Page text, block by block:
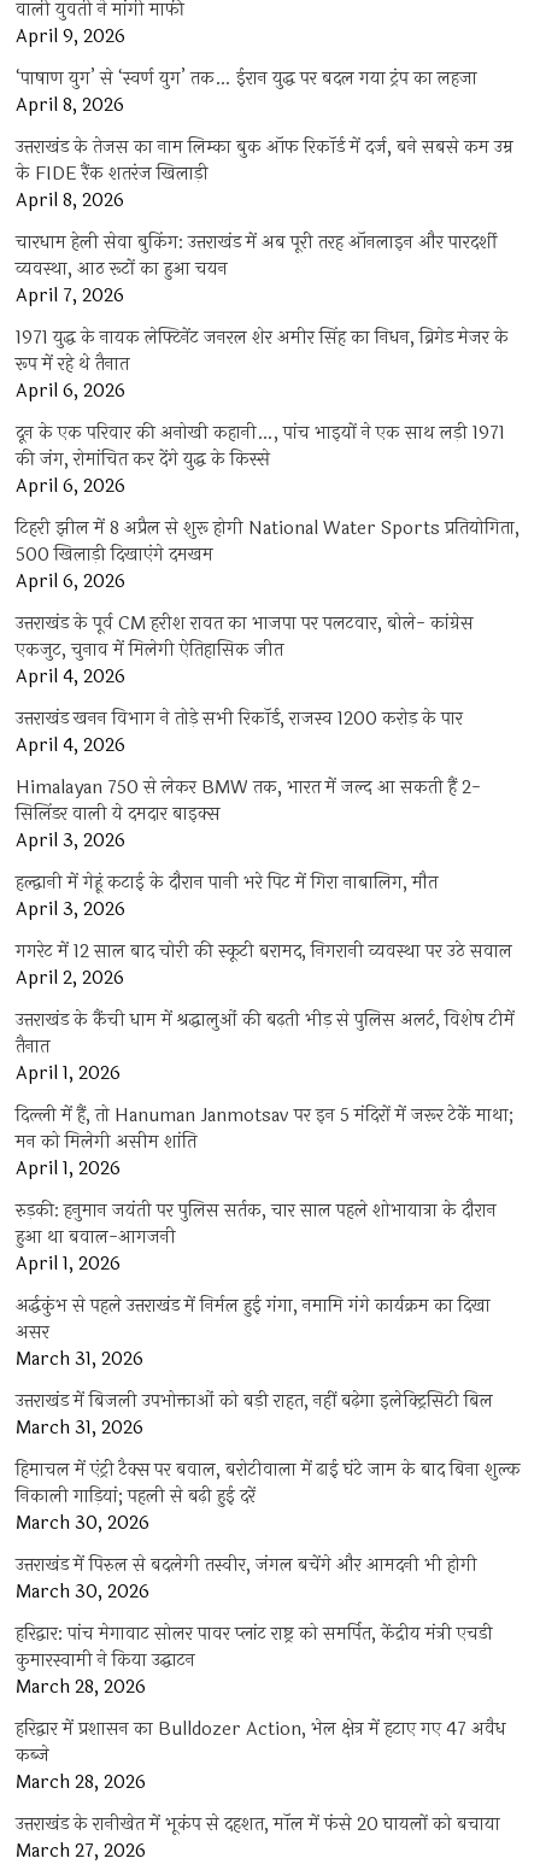
वाली युवती ने मांगी माफी
April 9, 2026
‘पाषाण युग’ से ‘स्वर्ण युग’ तक… ईरान युद्ध पर बदल गया ट्रंप का लहजा
April 8, 2026
उत्तराखंड के तेजस का नाम लिम्का बुक ऑफ रिकॉर्ड में दर्ज, बने सबसे कम उम्र
के FIDE रैंक शतरंज खिलाड़ी
April 8, 2026
चारधाम हेली सेवा बुकिंग: उत्तराखंड में अब पूरी तरह ऑनलाइन और पारदर्शी
व्यवस्था, आठ रूटों का हुआ चयन
April 7, 2026
1971 युद्ध के नायक लेफ्टिनेंट जनरल शेर अमीर सिंह का निधन, ब्रिगेड मेजर के
रूप में रहे थे तैनात
April 6, 2026
दून के एक परिवार की अनोखी कहानी…, पांच भाइयों ने एक साथ लड़ी 1971
की जंग, रोमांचित कर देंगे युद्ध के किस्से
April 6, 2026
टिहरी झील में 8 अप्रैल से शुरू होगी National Water Sports प्रतियोगिता,
500 खिलाड़ी दिखाएंगे दमखम
April 6, 2026
उत्तराखंड के पूर्व CM हरीश रावत का भाजपा पर पलटवार, बोले- कांग्रेस
एकजुट, चुनाव में मिलेगी ऐतिहासिक जीत
April 4, 2026
उत्तराखंड खनन विभाग ने तोड़े सभी रिकॉर्ड, राजस्व 1200 करोड़ के पार
April 4, 2026
Himalayan 750 से लेकर BMW तक, भारत में जल्द आ सकती हैं 2-
सिलिंडर वाली ये दमदार बाइक्स
April 3, 2026
हल्द्वानी में गेहूं कटाई के दौरान पानी भरे पिट में गिरा नाबालिग, मौत
April 3, 2026
गगरेट में 12 साल बाद चोरी की स्कूटी बरामद, निगरानी व्यवस्था पर उठे सवाल
April 2, 2026
उत्तराखंड के कैंची धाम में श्रद्धालुओं की बढ़ती भीड़ से पुलिस अलर्ट, विशेष टीमें
तैनात
April 1, 2026
दिल्ली में हैं, तो Hanuman Janmotsav पर इन 5 मंदिरों में जरूर टेकें माथा;
मन को मिलेगी असीम शांति
April 1, 2026
रुड़की: हनुमान जयंती पर पुलिस सर्तक, चार साल पहले शोभायात्रा के दौरान
हुआ था बवाल-आगजनी
April 1, 2026
अर्द्धकुंभ से पहले उत्तराखंड में निर्मल हुई गंगा, नमामि गंगे कार्यक्रम का दिखा
असर
March 31, 2026
उत्तराखंड में बिजली उपभोक्ताओं को बड़ी राहत, नहीं बढ़ेगा इलेक्ट्रिसिटी बिल
March 31, 2026
हिमाचल में एंट्री टैक्स पर बवाल, बरोटीवाला में ढाई घंटे जाम के बाद बिना शुल्क
निकाली गाड़ियां; पहली से बढ़ी हुई दरें
March 30, 2026
उत्तराखंड में पिरुल से बदलेगी तस्वीर, जंगल बचेंगे और आमदनी भी होगी
March 30, 2026
हरिद्वार: पांच मेगावाट सोलर पावर प्लांट राष्ट्र को समर्पित, केंद्रीय मंत्री एचडी
कुमारस्वामी ने किया उद्घाटन
March 28, 2026
हरिद्वार में प्रशासन का Bulldozer Action, भेल क्षेत्र में हटाए गए 47 अवैध
कब्जे
March 28, 2026
उत्तराखंड के रानीखेत में भूकंप से दहशत, मॉल में फंसे 20 घायलों को बचाया
March 27, 2026